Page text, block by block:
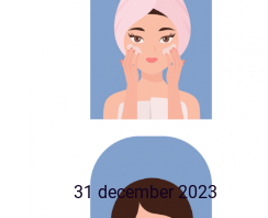
31 december 2023